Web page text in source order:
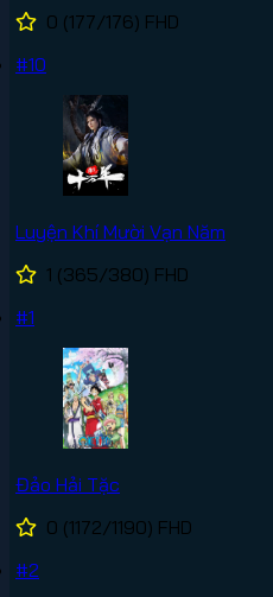
0 (177/176) FHD
#10
Luyện Khí Mười Vạn Năm
1 (365/380) FHD
#1
Đảo Hải Tặc
0 (1172/1190) FHD
#2